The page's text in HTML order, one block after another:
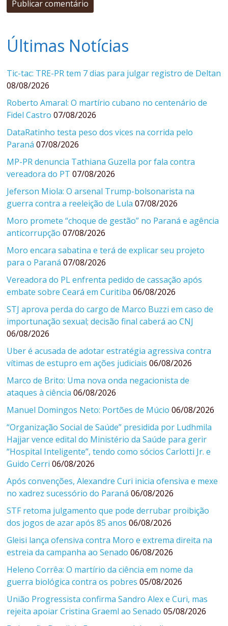
Últimas Notícias
Tic-tac: TRE-PR tem 7 dias para julgar registro de Deltan
08/08/2026
Roberto Amaral: O martírio cubano no centenário de
Fidel Castro 07/08/2026
DataRatinho testa peso dos vices na corrida pelo
Paraná 07/08/2026
MP-PR denuncia Tathiana Guzella por fala contra
vereadora do PT 07/08/2026
Jeferson Miola: O arsenal Trump-bolsonarista na
guerra contra a reeleição de Lula 07/08/2026
Moro promete “choque de gestão” no Paraná e agência
anticorrupção 07/08/2026
Moro encara sabatina e terá de explicar seu projeto
para o Paraná 07/08/2026
Vereadora do PL enfrenta pedido de cassação após
embate sobre Ceará em Curitiba 06/08/2026
STJ aprova perda do cargo de Marco Buzzi em caso de
importunação sexual; decisão final caberá ao CNJ
06/08/2026
Uber é acusada de adotar estratégia agressiva contra
vítimas de estupro em ações judiciais 06/08/2026
Marco de Brito: Uma nova onda negacionista de
ataques à ciência 06/08/2026
Manuel Domingos Neto: Portões de Múcio 06/08/2026
“Organização Social de Saúde” presidida por Ludhmila
Hajjar vence edital do Ministério da Saúde para gerir
“Hospital Inteligente”, tendo como sócios Carlotti Jr. e
Guido Cerri 06/08/2026
Após convenções, Alexandre Curi inicia ofensiva e mexe
no xadrez sucessório do Paraná 06/08/2026
STF retoma julgamento que pode derrubar proibição
dos jogos de azar após 85 anos 06/08/2026
Gleisi lança ofensiva contra Moro e extrema direita na
estreia da campanha ao Senado 06/08/2026
Heleno Corrêa: O martírio da ciência em nome da
guerra biológica contra os pobres 05/08/2026
União Progressista confirma Sandro Alex e Curi, mas
rejeita apoiar Cristina Graeml ao Senado 05/08/2026